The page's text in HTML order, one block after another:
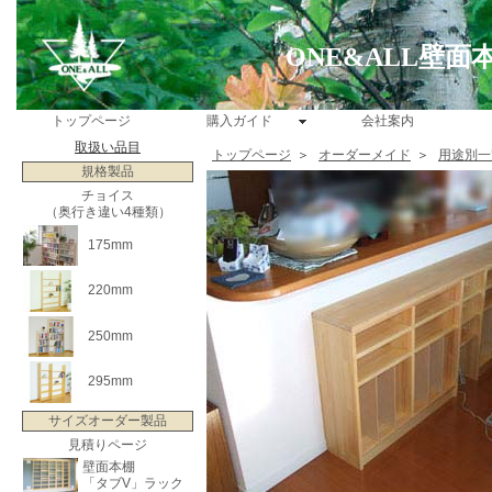
ONE&ALL壁面
トップページ 購入ガイド
会社案内
取扱い品目
規格製品
チョイス
（奥行き違い4種類）
175mm
220mm
250mm
295mm
サイズオーダー製品
見積りページ
壁面本棚
「タブV」ラック
トップページ ＞ オーダーメイド ＞ 用途別